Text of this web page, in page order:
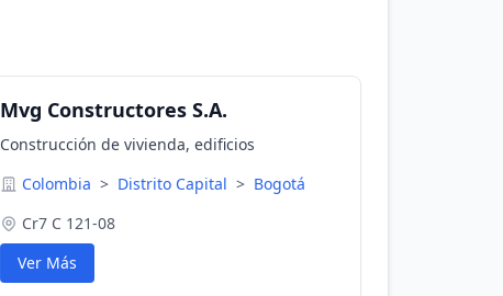
Mvg Constructores S.A.
Construcción de vivienda, edificios
Colombia > Distrito Capital > Bogotá
Cr7 C 121-08
Ver Más